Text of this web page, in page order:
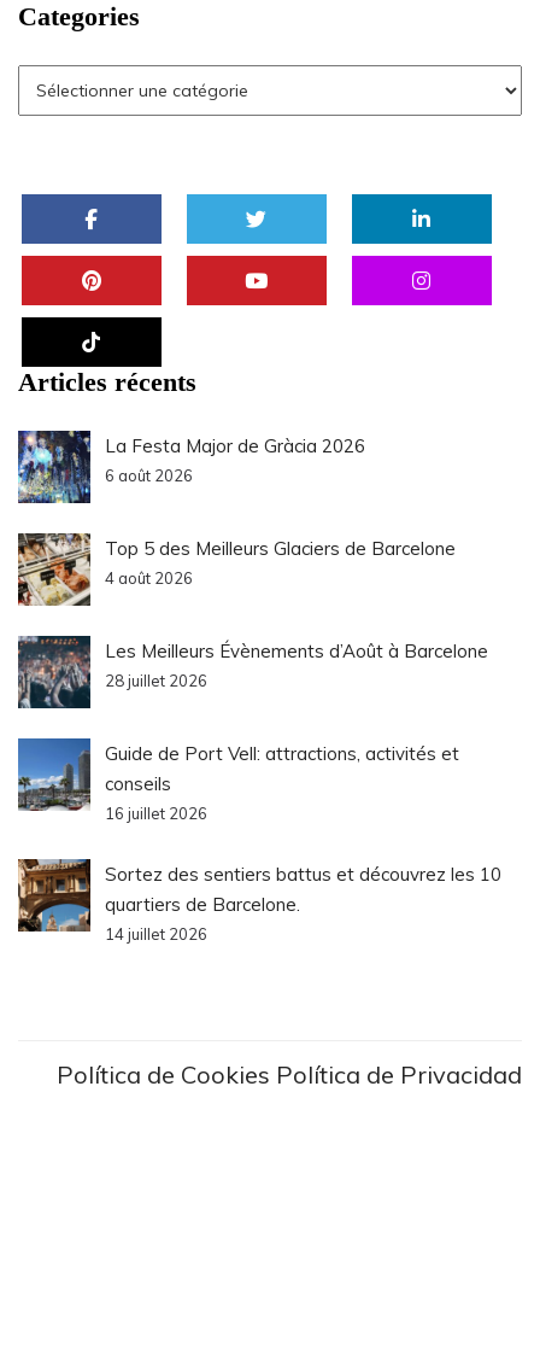
Categories
Articles récents
La Festa Major de Gràcia 2026
6 août 2026
Top 5 des Meilleurs Glaciers de Barcelone
4 août 2026
Les Meilleurs Évènements d’Août à Barcelone
28 juillet 2026
Guide de Port Vell: attractions, activités et
conseils
16 juillet 2026
Sortez des sentiers battus et découvrez les 10
quartiers de Barcelone.
14 juillet 2026
Política de Cookies Política de Privacidad